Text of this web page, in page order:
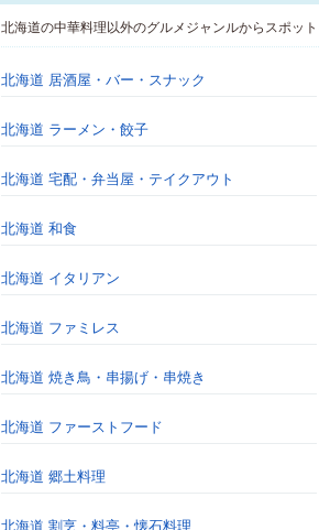
北海道の中華料理以外のグルメジャンルからスポット
北海道 居酒屋・バー・スナック
北海道 ラーメン・餃子
北海道 宅配・弁当屋・テイクアウト
北海道 和食
北海道 イタリアン
北海道 ファミレス
北海道 焼き鳥・串揚げ・串焼き
北海道 ファーストフード
北海道 郷土料理
北海道 割烹・料亭・懐石料理